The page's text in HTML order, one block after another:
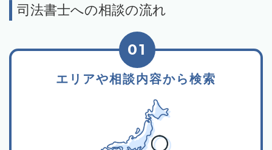
司法書士への相談の流れ
エリアや相談内容から検索
01